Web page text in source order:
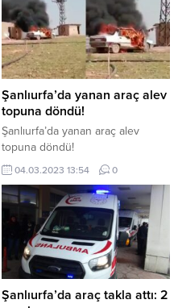
Şanlıurfa’da yanan araç alev
topuna döndü!
Şanlıurfa’da yanan araç alev
topuna döndü!
04.03.2023 13:54 0
Şanlıurfa’da araç takla attı: 2